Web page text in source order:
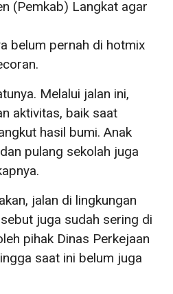
(Pemkab) Langkat agar
belum pernah di hotmix
Melalui jalan ini,
aktivitas, baik saat
hasil bumi. Anak
pulang sekolah juga
jalan di lingkungan
juga sudah sering di
pihak Dinas Perkejaan
saat ini belum juga